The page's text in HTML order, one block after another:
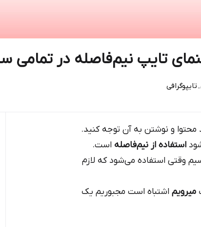
تایپ نیم‌فاصله در تمامی
. تایپوگرافی
و نوشتن به آن توجه کنید.
استفاده از نیم‌فاصله است.
وقتی استفاده می‌شود که لازم
میرویم اشتباه است مجبوریم یک